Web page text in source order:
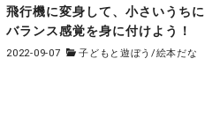
飛行機に変身して、小さいうちに
バランス感覚を身に付けよう！
2022-09-07 子どもと遊ぼう/絵本だな